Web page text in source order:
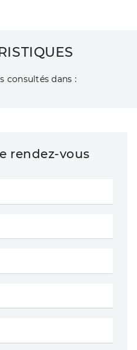
consultés dans :
rendez-vous